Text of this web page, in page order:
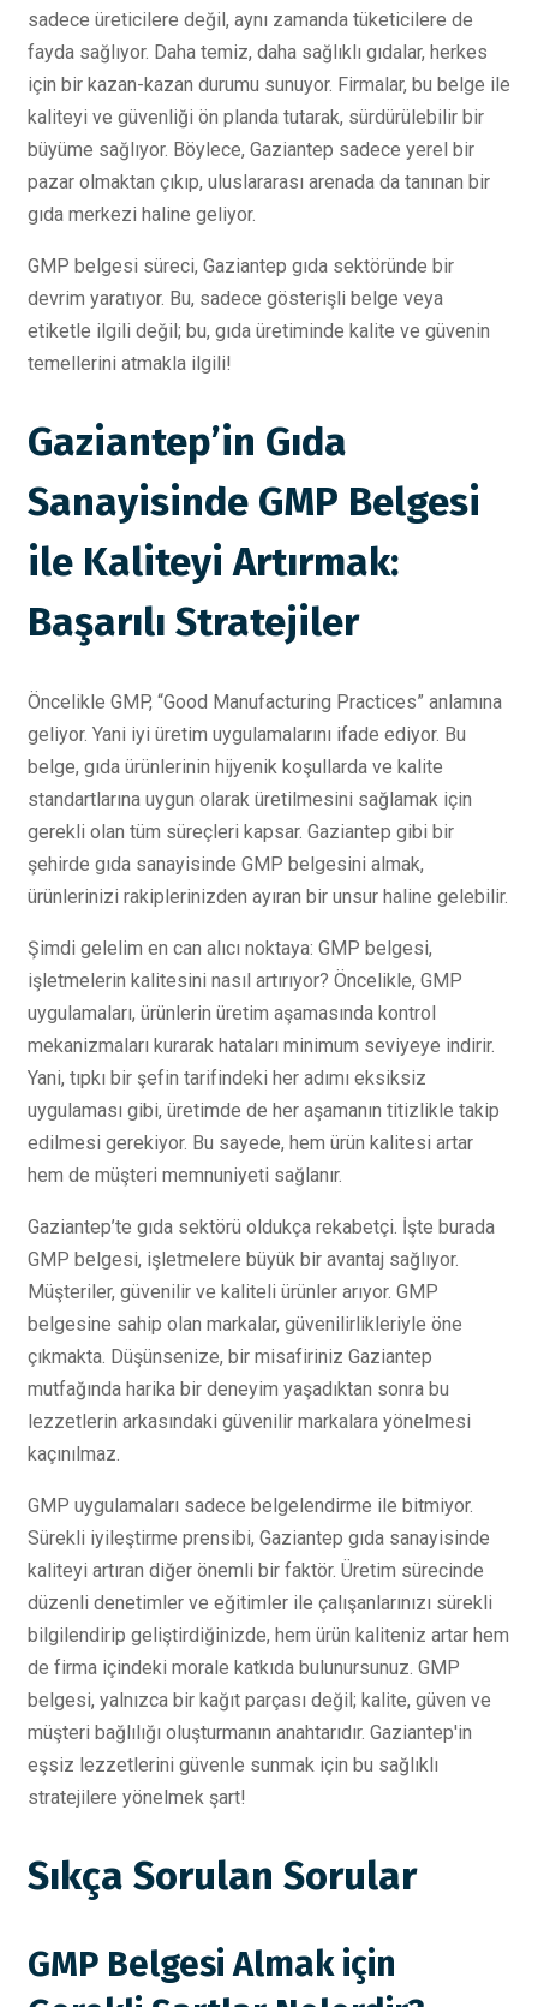
sadece üreticilere değil, aynı zamanda tüketicilere de
fayda sağlıyor. Daha temiz, daha sağlıklı gıdalar, herkes
için bir kazan-kazan durumu sunuyor. Firmalar, bu belge ile
kaliteyi ve güvenliği ön planda tutarak, sürdürülebilir bir
büyüme sağlıyor. Böylece, Gaziantep sadece yerel bir
pazar olmaktan çıkıp, uluslararası arenada da tanınan bir
gıda merkezi haline geliyor.
GMP belgesi süreci, Gaziantep gıda sektöründe bir
devrim yaratıyor. Bu, sadece gösterişli belge veya
etiketle ilgili değil; bu, gıda üretiminde kalite ve güvenin
temellerini atmakla ilgili!
Gaziantep’in Gıda
Sanayisinde GMP Belgesi
ile Kaliteyi Artırmak:
Başarılı Stratejiler
Öncelikle GMP, “Good Manufacturing Practices” anlamına
geliyor. Yani iyi üretim uygulamalarını ifade ediyor. Bu
belge, gıda ürünlerinin hijyenik koşullarda ve kalite
standartlarına uygun olarak üretilmesini sağlamak için
gerekli olan tüm süreçleri kapsar. Gaziantep gibi bir
şehirde gıda sanayisinde GMP belgesini almak,
ürünlerinizi rakiplerinizden ayıran bir unsur haline gelebilir.
Şimdi gelelim en can alıcı noktaya: GMP belgesi,
işletmelerin kalitesini nasıl artırıyor? Öncelikle, GMP
uygulamaları, ürünlerin üretim aşamasında kontrol
mekanizmaları kurarak hataları minimum seviyeye indirir.
Yani, tıpkı bir şefin tarifindeki her adımı eksiksiz
uygulaması gibi, üretimde de her aşamanın titizlikle takip
edilmesi gerekiyor. Bu sayede, hem ürün kalitesi artar
hem de müşteri memnuniyeti sağlanır.
Gaziantep’te gıda sektörü oldukça rekabetçi. İşte burada
GMP belgesi, işletmelere büyük bir avantaj sağlıyor.
Müşteriler, güvenilir ve kaliteli ürünler arıyor. GMP
belgesine sahip olan markalar, güvenilirlikleriyle öne
çıkmakta. Düşünsenize, bir misafiriniz Gaziantep
mutfağında harika bir deneyim yaşadıktan sonra bu
lezzetlerin arkasındaki güvenilir markalara yönelmesi
kaçınılmaz.
GMP uygulamaları sadece belgelendirme ile bitmiyor.
Sürekli iyileştirme prensibi, Gaziantep gıda sanayisinde
kaliteyi artıran diğer önemli bir faktör. Üretim sürecinde
düzenli denetimler ve eğitimler ile çalışanlarınızı sürekli
bilgilendirip geliştirdiğinizde, hem ürün kaliteniz artar hem
de firma içindeki morale katkıda bulunursunuz. GMP
belgesi, yalnızca bir kağıt parçası değil; kalite, güven ve
müşteri bağlılığı oluşturmanın anahtarıdır. Gaziantep'in
eşsiz lezzetlerini güvenle sunmak için bu sağlıklı
stratejilere yönelmek şart!
Sıkça Sorulan Sorular
GMP Belgesi Almak için